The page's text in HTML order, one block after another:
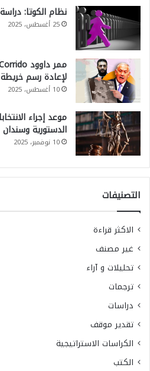
ف
ط
ة
نظام الكوتا:
25 أغسطس، 2025
لإعادة رسم
10 أغسطس، 2025
موعد إجراء
الدستورية
10 نوفمبر، 2025
التصنيفات
الاكثر قراءة
غير مصنف
تحليلات و آراء
ترجمات
دراسات
تقدير موقف
الكراسات الاستراتيجية
الكتب